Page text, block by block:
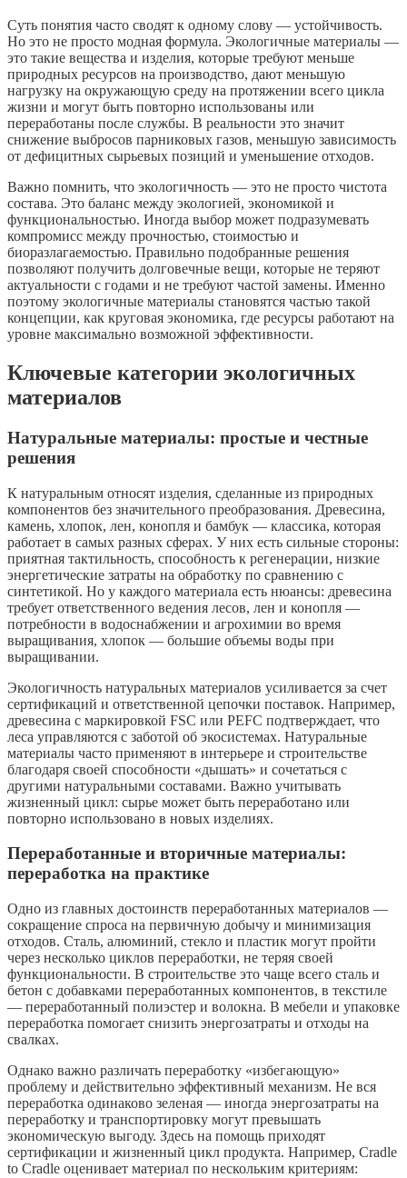
Суть понятия часто сводят к одному слову — устойчивость.
Но это не просто модная формула. Экологичные материалы —
это такие вещества и изделия, которые требуют меньше
природных ресурсов на производство, дают меньшую
нагрузку на окружающую среду на протяжении всего цикла
жизни и могут быть повторно использованы или
переработаны после службы. В реальности это значит
снижение выбросов парниковых газов, меньшую зависимость
от дефицитных сырьевых позиций и уменьшение отходов.
Важно помнить, что экологичность — это не просто чистота
состава. Это баланс между экологией, экономикой и
функциональностью. Иногда выбор может подразумевать
компромисс между прочностью, стоимостью и
биоразлагаемостью. Правильно подобранные решения
позволяют получить долговечные вещи, которые не теряют
актуальности с годами и не требуют частой замены. Именно
поэтому экологичные материалы становятся частью такой
концепции, как круговая экономика, где ресурсы работают на
уровне максимально возможной эффективности.
Ключевые категории экологичных
материалов
Натуральные материалы: простые и честные
решения
К натуральным относят изделия, сделанные из природных
компонентов без значительного преобразования. Древесина,
камень, хлопок, лен, конопля и бамбук — классика, которая
работает в самых разных сферах. У них есть сильные стороны:
приятная тактильность, способность к регенерации, низкие
энергетические затраты на обработку по сравнению с
синтетикой. Но у каждого материала есть нюансы: древесина
требует ответственного ведения лесов, лен и конопля —
потребности в водоснабжении и агрохимии во время
выращивания, хлопок — большие объемы воды при
выращивании.
Экологичность натуральных материалов усиливается за счет
сертификаций и ответственной цепочки поставок. Например,
древесина с маркировкой FSC или PEFC подтверждает, что
леса управляются с заботой об экосистемах. Натуральные
материалы часто применяют в интерьере и строительстве
благодаря своей способности «дышать» и сочетаться с
другими натуральными составами. Важно учитывать
жизненный цикл: сырье может быть переработано или
повторно использовано в новых изделиях.
Переработанные и вторичные материалы:
переработка на практике
Одно из главных достоинств переработанных материалов —
сокращение спроса на первичную добычу и минимизация
отходов. Сталь, алюминий, стекло и пластик могут пройти
через несколько циклов переработки, не теряя своей
функциональности. В строительстве это чаще всего сталь и
бетон с добавками переработанных компонентов, в текстиле
— переработанный полиэстер и волокна. В мебели и упаковке
переработка помогает снизить энергозатраты и отходы на
свалках.
Однако важно различать переработку «избегающую»
проблему и действительно эффективный механизм. Не вся
переработка одинаково зеленая — иногда энергозатраты на
переработку и транспортировку могут превышать
экономическую выгоду. Здесь на помощь приходят
сертификации и жизненный цикл продукта. Например, Cradle
to Cradle оценивает материал по нескольким критериям: